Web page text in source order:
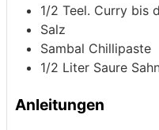
1/2 Teel. Curry bis
Salz
Sambal Chillipaste
1/2 Liter Saure
Anleitungen